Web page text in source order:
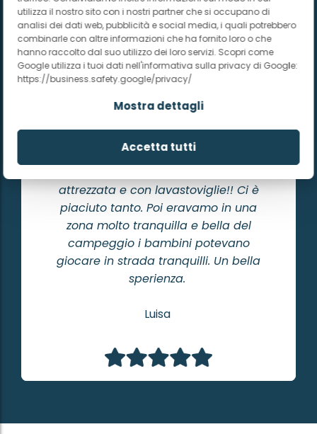
utilizza il nostro sito con i nostri partner che si occupano di
analisi dei dati web, pubblicità e social media, i quali potrebbero
combinarle con altre informazioni che ha fornito loro o che
hanno raccolto dal suo utilizzo dei loro servizi. Scopri come
Google utilizza i tuoi dati nell'informativa sulla privacy di Google:
https://business.safety.google/privacy/
Mostra dettagli
Accetta tutti
Il bungalows sono
fantastici
abbiamo preso noi al meno. Nuovi,
attrezzata e con lavastoviglie!! Ci è
piaciuto tanto. Poi eravamo in una
zona molto tranquilla e bella del
campeggio i bambini potevano
giocare in strada tranquilli. Un bella
sperienza.
Luisa